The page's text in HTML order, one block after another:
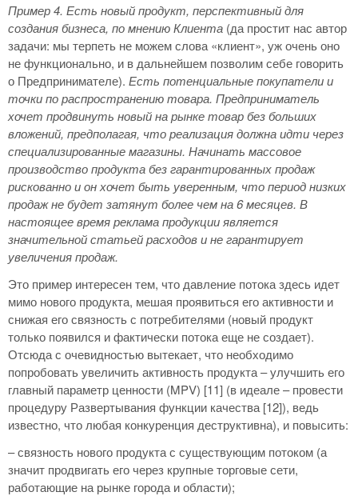
Пример 4. Есть новый продукт, перспективный для
создания бизнеса, по мнению Клиента (да простит нас автор
задачи: мы терпеть не можем слова «клиент», уж очень оно
не функционально, и в дальнейшем позволим себе говорить
о Предпринимателе). Есть потенциальные покупатели и
точки по распространению товара. Предприниматель
хочет продвинуть новый на рынке товар без больших
вложений, предполагая, что реализация должна идти через
специализированные магазины. Начинать массовое
производство продукта без гарантированных продаж
рискованно и он хочет быть уверенным, что период низких
продаж не будет затянут более чем на 6 месяцев. В
настоящее время реклама продукции является
значительной статьей расходов и не гарантирует
увеличения продаж.
Это пример интересен тем, что давление потока здесь идет
мимо нового продукта, мешая проявиться его активности и
снижая его связность с потребителями (новый продукт
только появился и фактически потока еще не создает).
Отсюда с очевидностью вытекает, что необходимо
попробовать увеличить активность продукта – улучшить его
главный параметр ценности (MPV) [11] (в идеале – провести
процедуру Развертывания функции качества [12]), ведь
известно, что любая конкуренция деструктивна), и повысить:
– связность нового продукта с существующим потоком (а
значит продвигать его через крупные торговые сети,
работающие на рынке города и области);